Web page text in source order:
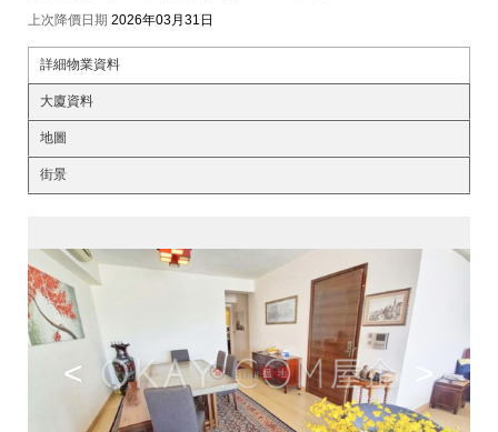
上次降價日期 2026年03月31日
詳細物業資料
大廈資料
地圖
街景
< >